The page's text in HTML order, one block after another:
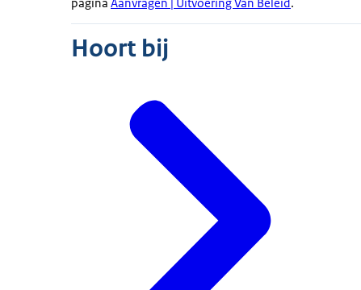
Hoort bij